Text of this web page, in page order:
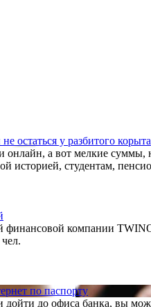
остаться у разбитого корыта
а вот мелкие
историей, студентам,
компании
по паспорту
до офиса банка, вы